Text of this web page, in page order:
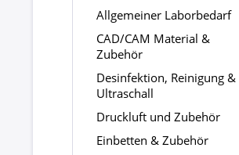
Allgemeiner Laborbedarf
CAD/CAM Material &
Zubehör
Desinfektion, Reinigung &
Ultraschall
Druckluft und Zubehör
Einbetten & Zubehör